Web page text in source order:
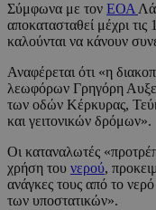
Σύμφωνα με τον ΕΟΑ
αποκατασταθεί μέχρι
καλούνται να κάνουν
Αναφέρεται ότι «η
λεωφόρων Γρηγόρη
των οδών Κέρκυρας,
και γειτονικών δρόμων».
Οι καταναλωτές
χρήση του νερού,
ανάγκες τους από το
των υποστατικών».